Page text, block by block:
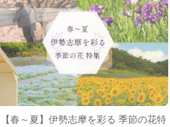
【春～夏】伊勢志摩を彩る 季節の花特